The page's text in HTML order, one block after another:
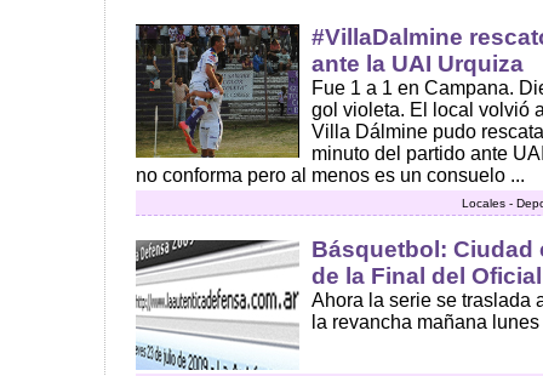
#VillaDalmine
ante la UAI Urquiza
Fue 1 a 1 en Campana.
gol violeta. El local volvió
Villa Dálmine pudo
minuto del partido ante
no conforma pero al menos es un consuelo ...
Locales -
Básquetbol: Ciudad
de la Final del
Ahora la serie se traslada
la revancha mañana lunes